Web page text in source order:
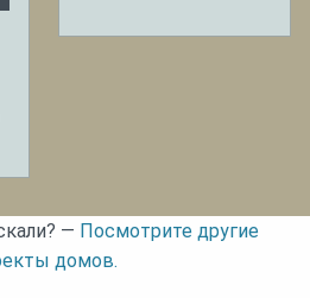
— Посмотрите другие
домов.